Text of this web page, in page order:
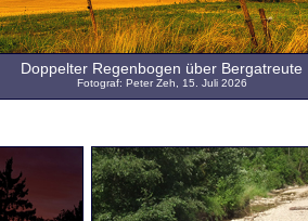
Doppelter Regenbogen über Bergatreute
Fotograf: Peter Zeh, 15. Juli 2026